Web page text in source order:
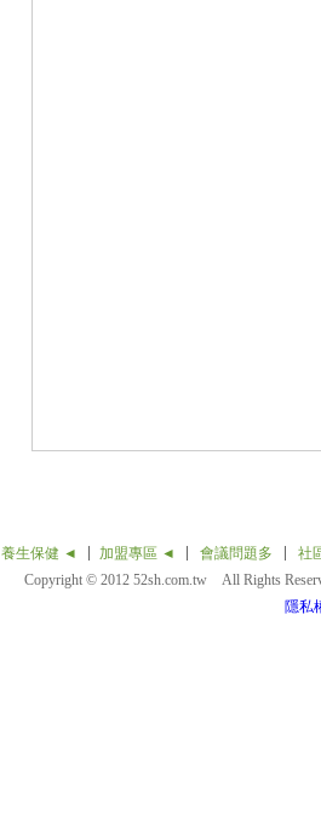
養生保健 ◄ 加盟專區 ◄ 會議問題多
社
Copyright © 2012 52sh.com.tw All Rights
隱私